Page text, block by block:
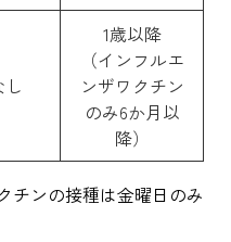
1歳以降
（インフルエ
ンザワクチン
のみ6か月以
降）
チンの接種は金曜日のみ